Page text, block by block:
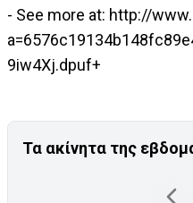
- See more at: http://
9iw4Xj.dpuf+
Τα ακίνητα της